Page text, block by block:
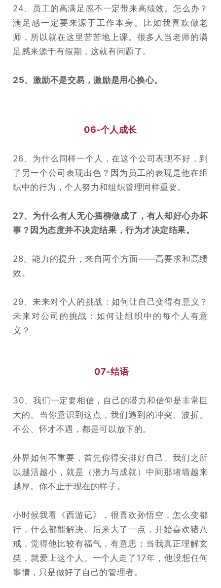
24、员工的高满足感不一定带来高绩效。怎么办？
满足感一定要来源于工作本身。比如我喜欢做老
师，所以就在这里苦苦地上课。很多人当老师的满
足感来源于有假期，这就有问题了。
25、激励不是交易，激励是用心换心。
06-个人成长
26、为什么同样一个人，在这个公司表现不好，到
了另一个公司表现出色？因为员工的表现是他在组
织中的行为，个人努力和组织管理同样重要。
27、为什么有人无心插柳做成了，有人却好心办坏
事？因为态度并不决定结果，行为才决定结果。
28、能力的提升，来自两个方面——高要求和高绩
效。
29、未来对个人的挑战：如何让自己变得有意义？
未来对公司的挑战：如何让组织中的每个人有意
义？
07-结语
30、我们一定要相信，自己的潜力和信仰是非常巨
大的。当你意识到这点，我们遇到的冲突、波折、
不公、怀才不遇，都是可以放下的。
外界如何不重要，首先你得安排好自己。我们之所
以越活越小，就是（潜力与成就）中间那堵墙越来
越厚。你不止于现在的样子。
小时候我看《西游记》，很喜欢孙悟空，怎么变都
行，什么都能解决。后来大了一点，开始喜欢猪八
戒，觉得他比较有福气，有意思；当我真正理解玄
奘，就爱上这个人。一个人走了17年，他没想任何
事情，只是做好了自己的管理者。